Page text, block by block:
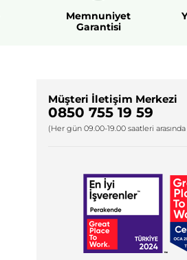
Memnuniyet
Garantisi
Müşteri İletişim Merkezi
0850 755 19 59
(Her gün 09.00-19.00 saatleri